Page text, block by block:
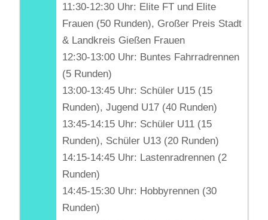
11:30-12:30 Uhr: Elite FT und Elite
Frauen (50 Runden), Großer Preis Stadt
& Landkreis Gießen Frauen
12:30-13:00 Uhr: Buntes Fahrradrennen
(5 Runden)
13:00-13:45 Uhr: Schüler U15 (15
Runden), Jugend U17 (40 Runden)
13:45-14:15 Uhr: Schüler U11 (15
Runden), Schüler U13 (20 Runden)
14:15-14:45 Uhr: Lastenradrennen (2
Runden)
14:45-15:30 Uhr: Hobbyrennen (30
Runden)